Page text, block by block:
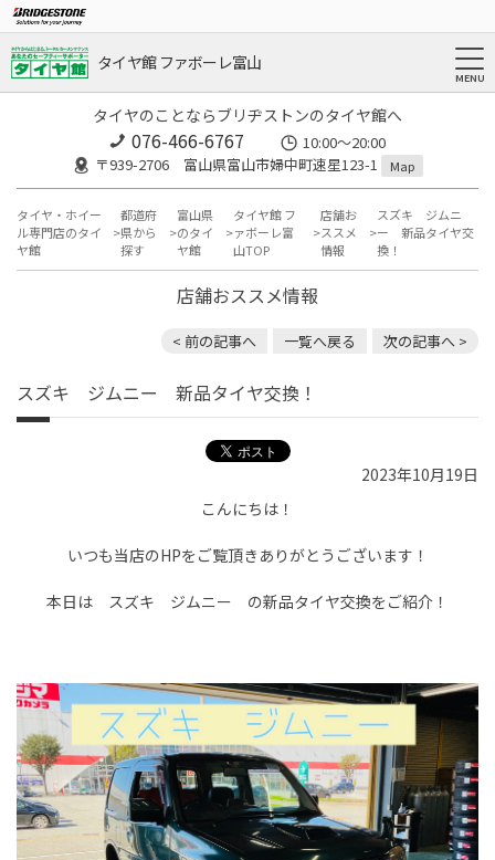
タイヤ館 ファボーレ富山
タイヤのことならブリヂストンのタイヤ館へ
076-466-6767
10:00～20:00
〒939-2706 富山県富山市婦中町速星123-1
Map
タイヤ・ホイー
ル専門店のタイ
ヤ館
都道府
県から
探す
富山県
のタイ
ヤ館
タイヤ館 フ
ァボーレ富
山TOP
店舗お
ススメ
情報
スズキ ジムニ
ー 新品タイヤ交
換！
店舗おススメ情報
< 前の記事へ 一覧へ戻る 次の記事へ >
スズキ ジムニー 新品タイヤ交換！
2023年10月19日
こんにちは！
いつも当店のHPをご覧頂きありがとうございます！
本日は スズキ ジムニー の新品タイヤ交換をご紹介！